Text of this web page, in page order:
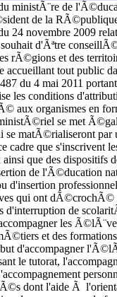
de
de la
24 novembre 2009
d'Ãªtre
rÃ©gions et des
tout public
du 4 mai 2011
les conditions
aux organismes en
se met
matÃ©rialiseront par
que s'inscrivent
que des dispositifs
de l'Ã©ducation
d'insertion
qui ont
d'interruption de
les
et des
d'accompagner
le tutorat,
dont l'aide Ã